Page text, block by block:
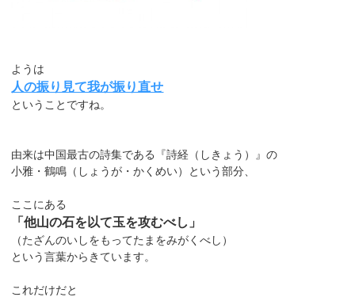
ようは
人の振り見て我が振り直せ
ということですね。
由来は中国最古の詩集である『詩経（しきょう）』の
小雅・鶴鳴（しょうが・かくめい）という部分、
ここにある
「他山の石を以て玉を攻むべし」
（たざんのいしをもってたまをみがくべし）
という言葉からきています。
これだけだと